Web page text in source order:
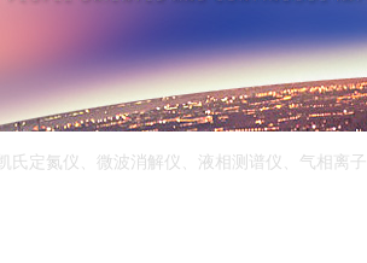
氏定氮仪、微波消解仪、液相测谱仪、气相离子